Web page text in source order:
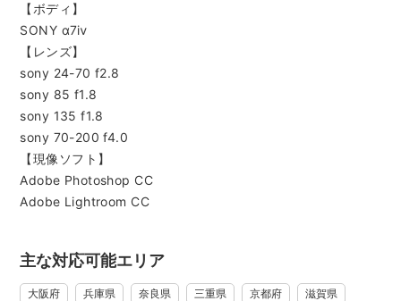
楽しい撮影が出来たらなと思っております！
現在、鶴見緑地を中心に
主に平日をメインに撮影しています。
撮影に使える小道具(ミニトランクやアルファベットオブジェ)
などもご用意がございます！
お気軽にお問い合わせ下さい。
Instagramにも撮影した写真を掲載しています♫
http://www.instagram.com/tototetoxx/
【ボディ】
SONY α7ⅳ
【レンズ】
sony 24-70 f2.8
sony 85 f1.8
sony 135 f1.8
sony 70-200 f4.0
【現像ソフト】
Adobe Photoshop CC
Adobe Lightroom CC
主な対応可能エリア
大阪府 兵庫県 奈良県 三重県 京都府 滋賀県